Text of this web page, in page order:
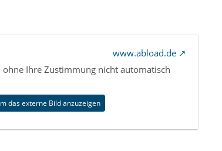
www.abload.de
Ihre Zustimmung nicht automatisch
das externe Bild anzuzeigen